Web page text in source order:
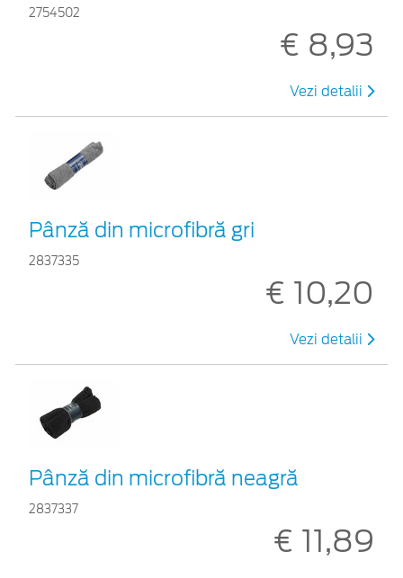
2754502
€ 8,93
Vezi detalii
Pânză din microfibră gri
2837335
€ 10,20
Vezi detalii
Pânză din microfibră neagră
2837337
€ 11,89